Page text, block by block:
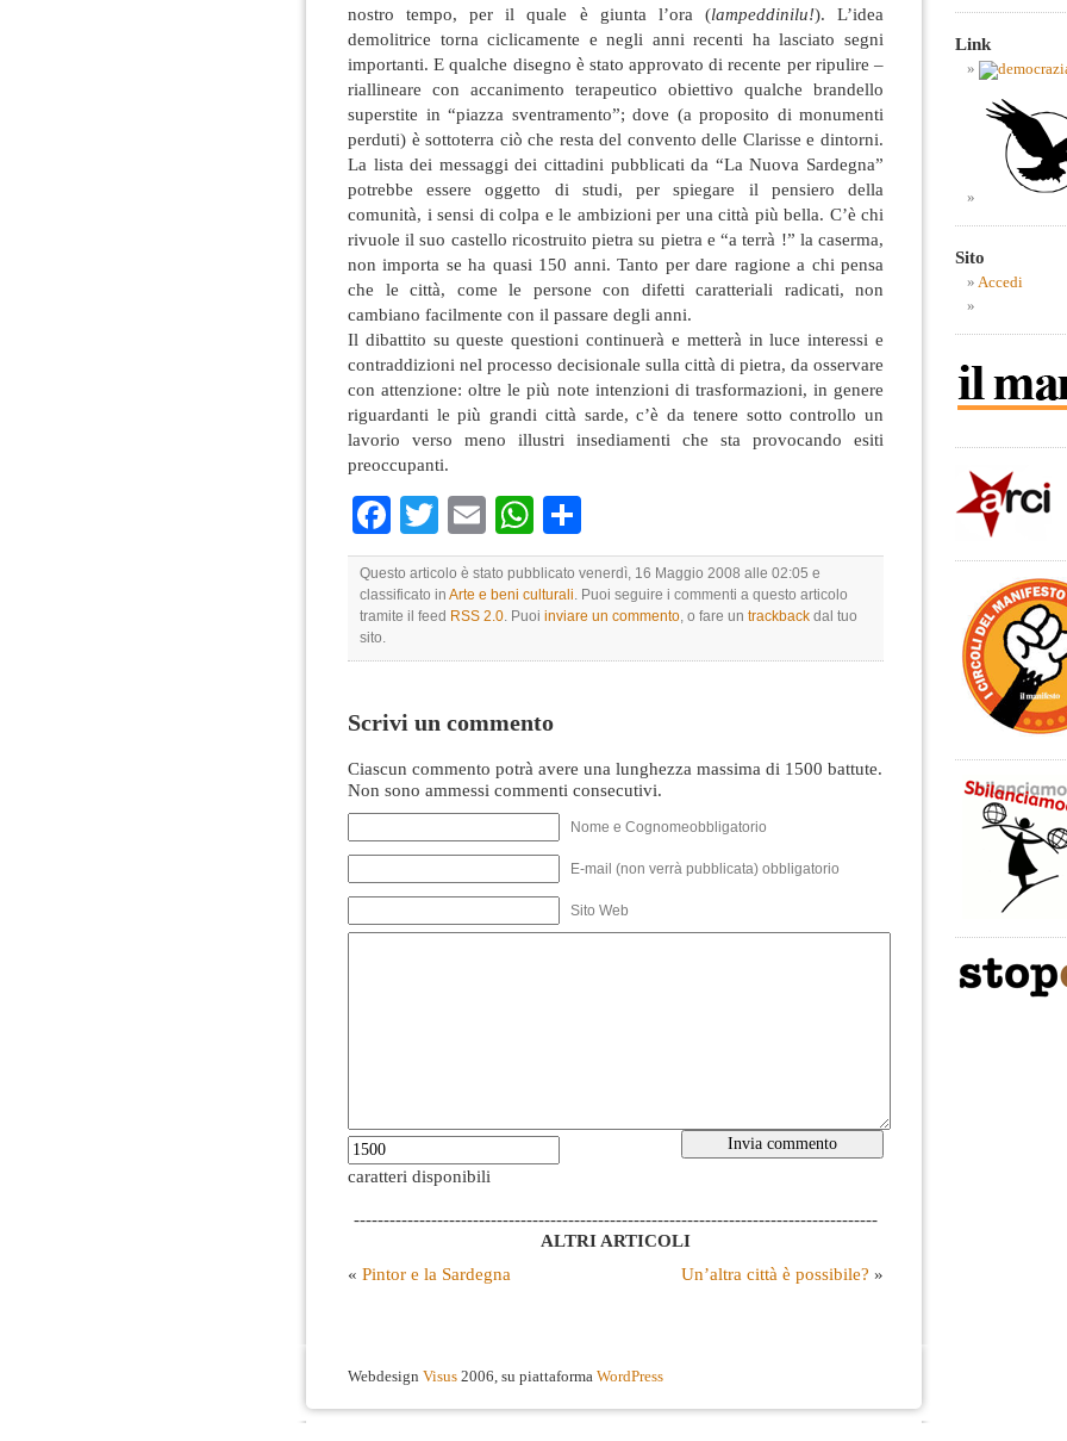
nostro tempo, per il quale è giunta l’ora (lampeddinilu!). L’idea
demolitrice torna ciclicamente e negli anni recenti ha lasciato segni
importanti. E qualche disegno è stato approvato di recente per ripulire –
riallineare con accanimento terapeutico obiettivo qualche brandello
superstite in “piazza sventramento”; dove (a proposito di monumenti
perduti) è sottoterra ciò che resta del convento delle Clarisse e dintorni.
La lista dei messaggi dei cittadini pubblicati da “La Nuova Sardegna”
potrebbe essere oggetto di studi, per spiegare il pensiero della
comunità, i sensi di colpa e le ambizioni per una città più bella. C’è chi
rivuole il suo castello ricostruito pietra su pietra e “a terrà !” la caserma,
non importa se ha quasi 150 anni. Tanto per dare ragione a chi pensa
che le città, come le persone con difetti caratteriali radicati, non
cambiano facilmente con il passare degli anni.
Il dibattito su queste questioni continuerà e metterà in luce interessi e
contraddizioni nel processo decisionale sulla città di pietra, da osservare
con attenzione: oltre le più note intenzioni di trasformazioni, in genere
riguardanti le più grandi città sarde, c’è da tenere sotto controllo un
lavorio verso meno illustri insediamenti che sta provocando esiti
preoccupanti.
Facebook
TwitterEmailWhatsApp
Questo articolo è stato pubblicato venerdì, 16 Maggio 2008 alle 02:05 e
classificato in Arte e beni culturali . Puoi seguire i commenti a questo articolo
tramite il feed RSS 2.0 . Puoi inviare un commento , o fare un trackback dal tuo
sito.
Scrivi un commento
Ciascun commento potrà avere una lunghezza massima di 1500 battute.
Non sono ammessi commenti consecutivi.
Nome e Cognomeobbligatorio
E-mail (non verrà pubblicata) obbligatorio
Sito Web
caratteri disponibili
----------------------------------------------------------------------------------------
ALTRI ARTICOLI
« Pintor e la Sardegna Un’altra città è possibile? »
Link
Sito
Accedi
Webdesign Visus 2006, su piattaforma WordPress